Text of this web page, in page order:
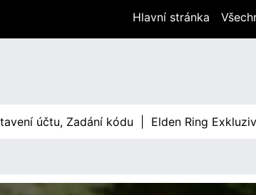
Hlavní stránka
účtu, Zadání kódu |Elden Ring Exkluzivní